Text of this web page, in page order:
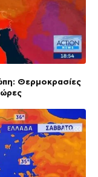
Θερμοκρασίες